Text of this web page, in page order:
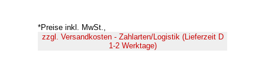
*Preise inkl. MwSt.,
zzgl. Versandkosten - Zahlarten/Logistik (Lieferzeit D
1-2 Werktage)